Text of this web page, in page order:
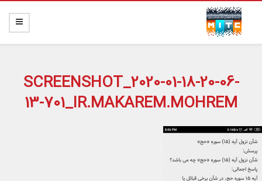
SCREENSHOT_2020-01-18-20-06-
13-701_IR.MAKAREM.MOHREM